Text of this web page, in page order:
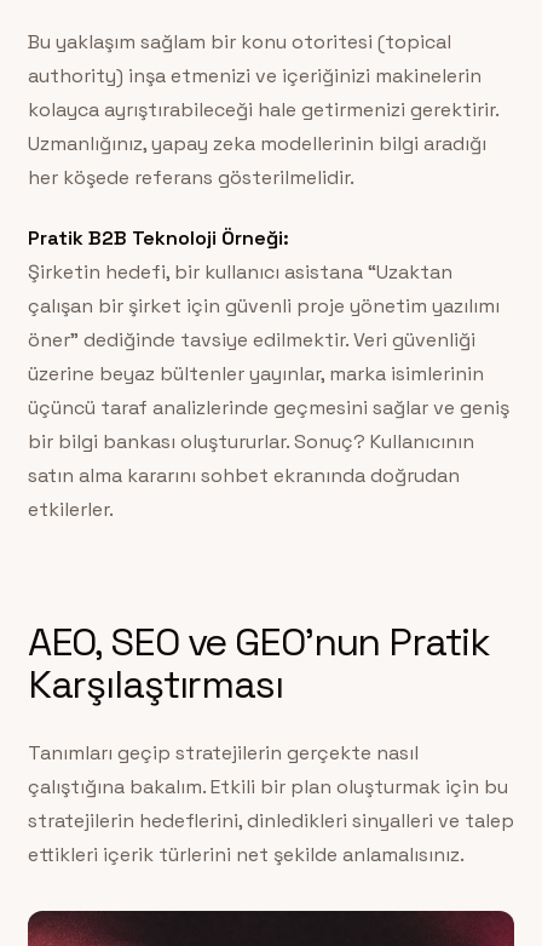
Bu yaklaşım sağlam bir konu otoritesi (topical
authority) inşa etmenizi ve içeriğinizi makinelerin
kolayca ayrıştırabileceği hale getirmenizi gerektirir.
Uzmanlığınız, yapay zeka modellerinin bilgi aradığı
her köşede referans gösterilmelidir.
Pratik B2B Teknoloji Örneği:
Şirketin hedefi, bir kullanıcı asistana “Uzaktan
çalışan bir şirket için güvenli proje yönetim yazılımı
öner” dediğinde tavsiye edilmektir. Veri güvenliği
üzerine beyaz bültenler yayınlar, marka isimlerinin
üçüncü taraf analizlerinde geçmesini sağlar ve geniş
bir bilgi bankası oluştururlar. Sonuç? Kullanıcının
satın alma kararını sohbet ekranında doğrudan
etkilerler.
AEO, SEO ve GEO’nun Pratik
Karşılaştırması
Tanımları geçip stratejilerin gerçekte nasıl
çalıştığına bakalım. Etkili bir plan oluşturmak için bu
stratejilerin hedeflerini, dinledikleri sinyalleri ve talep
ettikleri içerik türlerini net şekilde anlamalısınız.